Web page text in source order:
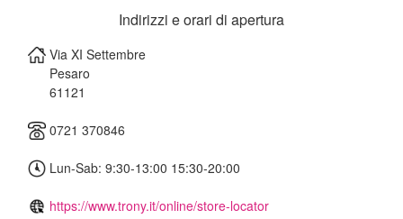
Indirizzi e orari di apertura
Via XI Settembre
Pesaro
61121
0721 370846
Lun-Sab: 9:30-13:00 15:30-20:00
https://www.trony.it/online/store-locator